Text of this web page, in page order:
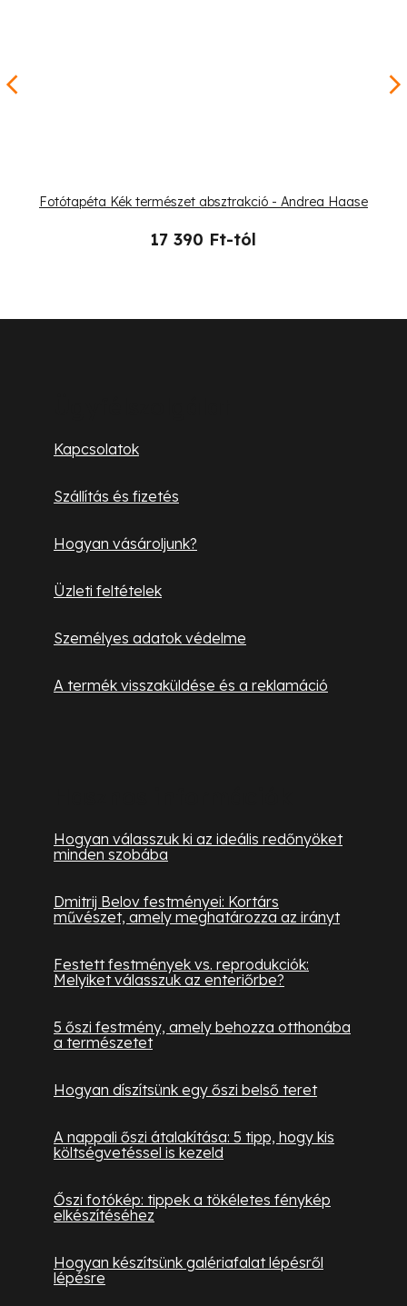
Fotótapéta Kék természet absztrakció - Andrea Haase
17 390 Ft-tól
Kapcsolatok
Szállítás és fizetés
Hogyan vásároljunk?
Üzleti feltételek
Személyes adatok védelme
A termék visszaküldése és a reklamáció
Hogyan válasszuk ki az ideális redőnyöket
minden szobába
Dmitrij Belov festményei: Kortárs
művészet, amely meghatározza az irányt
Festett festmények vs. reprodukciók:
Melyiket válasszuk az enteriőrbe?
5 őszi festmény, amely behozza otthonába
a természetet
Hogyan díszítsünk egy őszi belső teret
A nappali őszi átalakítása: 5 tipp, hogy kis
költségvetéssel is kezeld
Őszi fotókép: tippek a tökéletes fénykép
elkészítéséhez
Hogyan készítsünk galériafalat lépésről
lépésre